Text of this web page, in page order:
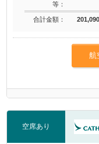
等：
合計金額：
航
空席あり